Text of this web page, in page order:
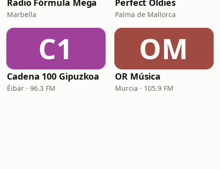
Radio Fórmula Mega
Marbella
Perfect Oldies
Palma de Mallorca
C1
Cadena 100 Gipuzkoa
Éibar · 96.3 FM
OM
OR Música
Murcia · 105.9 FM